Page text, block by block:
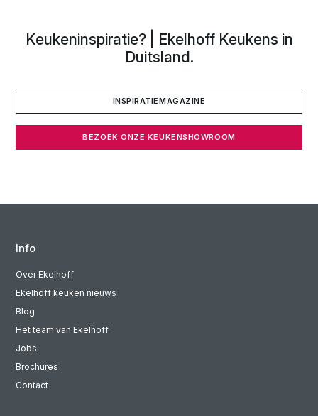
Keukeninspiratie? | Ekelhoff Keukens in
Duitsland.
INSPIRATIEMAGAZINE
BEZOEK ONZE KEUKENSHOWROOM
Info
Over Ekelhoff
Ekelhoff keuken nieuws
Blog
Het team van Ekelhoff
Jobs
Brochures
Contact